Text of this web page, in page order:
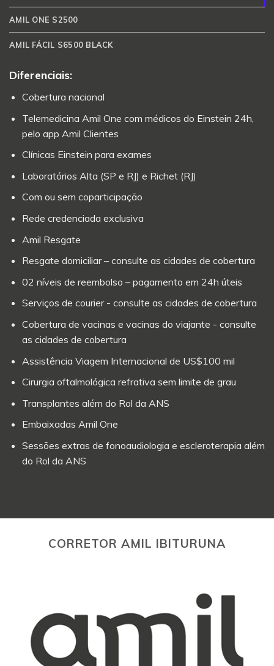
AMIL ONE S2500
AMIL FÁCIL S6500 BLACK
Diferenciais:
Cobertura nacional
Telemedicina Amil One com médicos do Einstein 24h,
pelo app Amil Clientes
Clínicas Einstein para exames
Laboratórios Alta (SP e RJ) e Richet (RJ)
Com ou sem coparticipação
Rede credenciada exclusiva
Amil Resgate
Resgate domiciliar – consulte as cidades de cobertura
02 níveis de reembolso – pagamento em 24h úteis
Serviços de courier - consulte as cidades de cobertura
Cobertura de vacinas e vacinas do viajante - consulte
as cidades de cobertura
Assistência Viagem Internacional de US$100 mil
Cirurgia oftalmológica refrativa sem limite de grau
Transplantes além do Rol da ANS
Embaixadas Amil One
Sessões extras de fonoaudiologia e escleroterapia além
do Rol da ANS
CORRETOR AMIL IBITURUNA